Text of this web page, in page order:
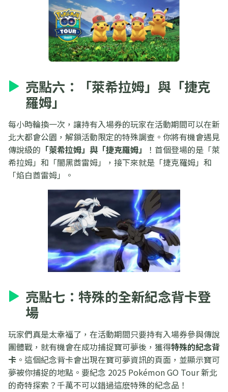
亮點六：「萊希拉姆」與「捷克
羅姆」
每小時輪換一次，讓持有入場券的玩家在活動期間可以在新
北大都會公園，解鎖活動限定的特殊調查。你將有機會遇見
傳說級的 「萊希拉姆」與「捷克羅姆」
！首個登場的是「萊
希拉姆」和「闇黑酋雷姆」，接下來就是「捷克羅姆」和
「焰白酋雷姆」。
亮點七：特殊的全新紀念背卡登
場
玩家們真是太幸福了，在活動期間只要持有入場券參與傳說
團體戰，就有機會在成功捕捉寶可夢後，獲得特殊的紀念背
卡 。這個紀念背卡會出現在寶可夢資訊的頁面，並顯示寶可
夢被你捕捉的地點。要紀念 2025 Pokémon GO Tour 新北
的奇特探索？千萬不可以錯過這麽特殊的紀念品！